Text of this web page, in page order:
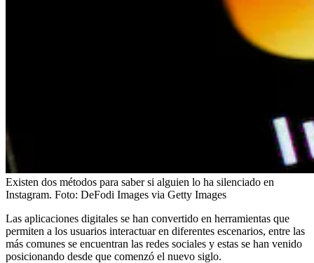
Existen dos métodos para saber si alguien lo ha silenciado en
Instagram. Foto: DeFodi Images via Getty Images
Las aplicaciones digitales se han convertido en herramientas que
permiten a los usuarios interactuar en diferentes escenarios, entre las
más comunes se encuentran las redes sociales y estas se han venido
posicionando desde que comenzó el nuevo siglo.